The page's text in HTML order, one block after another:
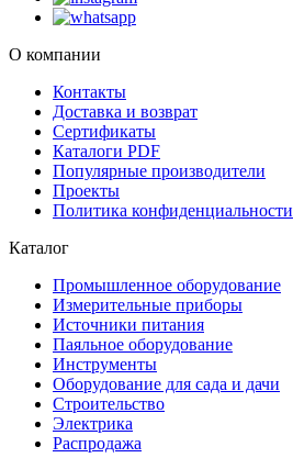
О компании
Контакты
Доставка и возврат
Сертификаты
Каталоги PDF
Популярные производители
Проекты
Политика конфиденциальности
Каталог
Промышленное оборудование
Измерительные приборы
Источники питания
Паяльное оборудование
Инструменты
Оборудование для сада и дачи
Строительство
Электрика
Распродажа